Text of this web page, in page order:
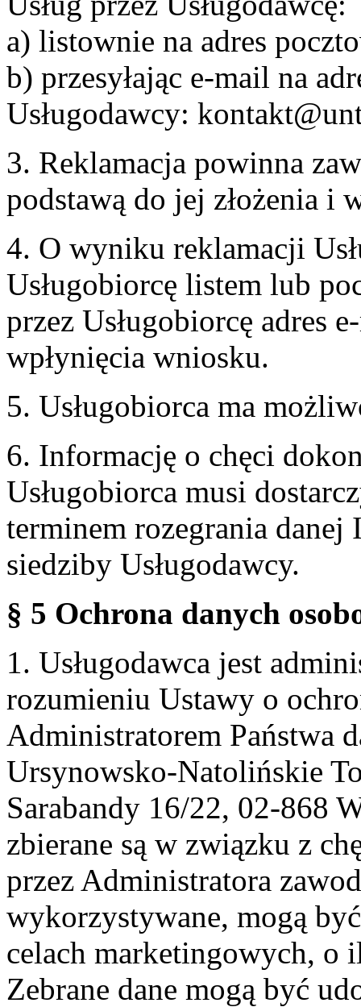
a) listownie na adres
b) przesyłając e-mail na
Usługodawcy:
3. Reklamacja powinna
podstawą do jej złożenia i
4. O wyniku reklamacji
Usługobiorcę listem lub
przez Usługobiorcę adres
wpłynięcia wniosku.
5. Usługobiorca ma
6. Informację o chęci
Usługobiorca musi
terminem rozegrania
siedziby Usługodawcy.
§ 5 Ochrona danych
1. Usługodawca jest
rozumieniu Ustawy o
Administratorem Państwa
Ursynowsko-Natolińskie
Sarabandy 16/22, 02-868
zbierane są w związku z
przez Administratora
wykorzystywane, mogą
celach marketingowych, o
Zebrane dane mogą być